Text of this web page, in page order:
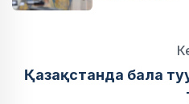
Қазақстанда бала туу